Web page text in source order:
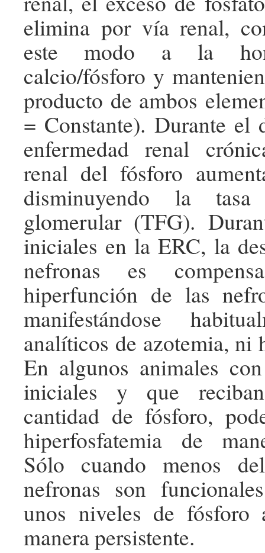
elimina por vía renal,
este modo a la
calcio/fósforo y
producto de ambos
= Constante). Durante el
enfermedad renal
renal del fósforo
disminuyendo la
glomerular (TFG).
iniciales en la ERC, la
nefronas es
hiperfunción de las
manifestándose
analíticos de azotemia, ni
En algunos animales
iniciales y que
cantidad de fósforo,
hiperfosfatemia de
Sólo cuando menos
nefronas son
unos niveles de fósforo
manera persistente.